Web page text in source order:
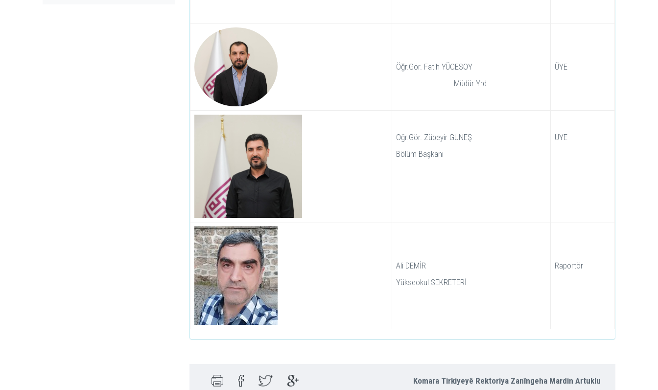
Öğr.Gör. Fatih YÜCESOY
Müdür Yrd.
ÜYE
Öğr.Gör. Zübeyir GÜNEŞ
Bölüm Başkanı
ÜYE
Ali DEMİR
Yükseokul SEKRETERİ
Raportör
Komara Tirkiyeyê Rektoriya Zanîngeha Mardin Artuklu